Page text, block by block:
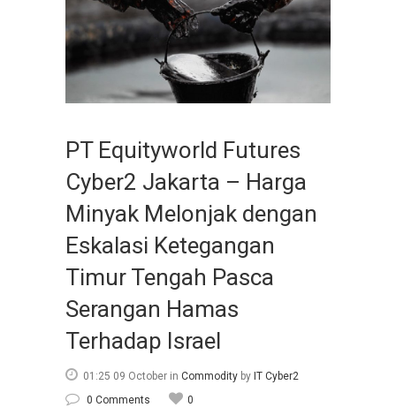
PT Equityworld Futures
Cyber2 Jakarta – Harga
Minyak Melonjak dengan
Eskalasi Ketegangan
Timur Tengah Pasca
Serangan Hamas
Terhadap Israel
01:25 09 October in Commodity by IT Cyber2
0 Comments
0